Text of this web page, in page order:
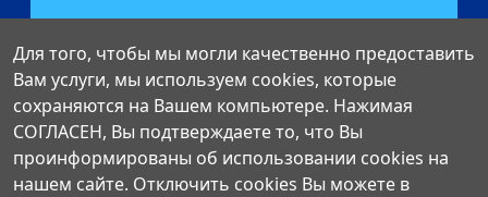
Написать о проблеме
Для того, чтобы мы могли качественно предоставить
Вам услуги, мы используем cookies, которые
сохраняются на Вашем компьютере. Нажимая
СОГЛАСЕН, Вы подтверждаете то, что Вы
проинформированы об использовании cookies на
нашем сайте. Отключить cookies Вы можете в